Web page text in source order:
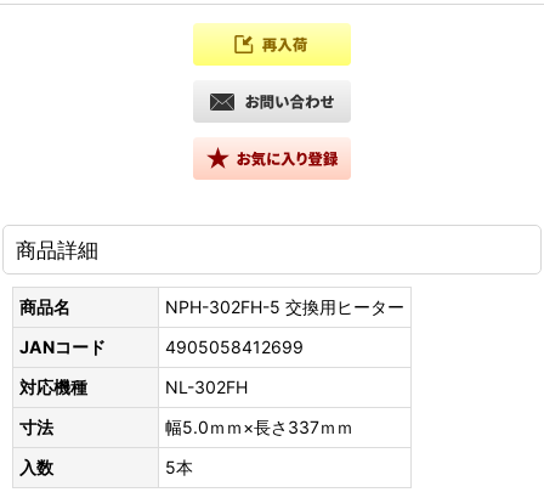
商品詳細
商品名
NPH-302FH-5 交換用ヒーター
JANコード
4905058412699
対応機種
NL-302FH
寸法
幅5.0ｍｍ×長さ337ｍｍ
入数
5本